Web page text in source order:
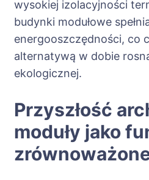
wysokiej izolacyjności
budynki modułowe
energooszczędności, co
alternatywą w dobie
ekologicznej.
Przyszłość
moduły jako